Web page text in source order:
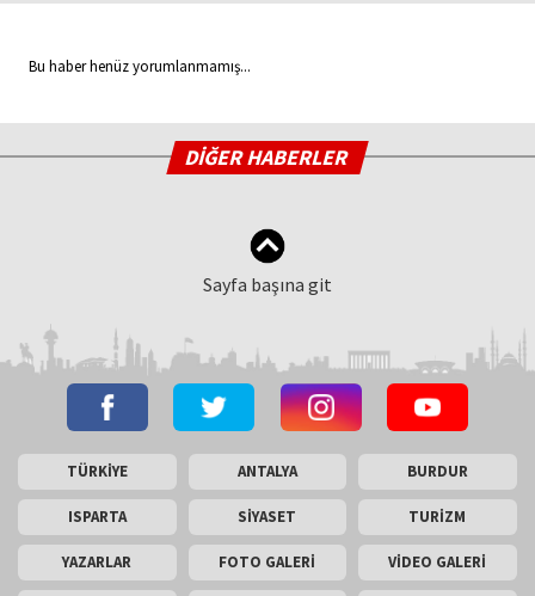
Bu haber henüz yorumlanmamış...
DİĞER HABERLER
Sayfa başına git
TÜRKİYE ANTALYA BURDUR
ISPARTA SİYASET TURİZM
YAZARLAR FOTO GALERİ VİDEO GALERİ